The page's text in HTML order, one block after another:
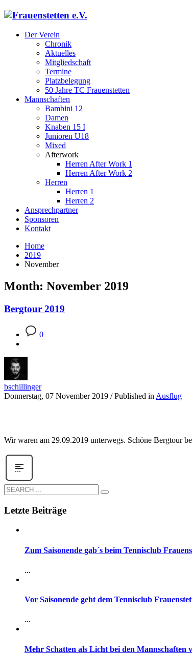
Der Verein
Chronik
Aktuelles
Mitgliedschaft
Termine
Platzbelegung
50 Jahre TC Frauenstetten
Mannschaften
Bambini 12
Damen
Knaben 15 I
Junioren U18
Mixed
Afterwork
Herren After Work 1
Herren After Work 2
Herren
Herren 1
Herren 2
Ansprechpartner
Sponsoren
Kontakt
Home
2019
November
Month: November 2019
Bergtour 2019
0
bschillinger
Donnerstag, 07 November 2019 / Published in Ausflug
Wir waren am 29.09.2019 unterwegs. Schöne Bergtour
Letzte Beiträge
Zum Saisonende gab´s beim Tennisclub
...
Vor Saisonende geht dem Tennisclub
...
Mehr Schatten als Licht bei den Mannschaften